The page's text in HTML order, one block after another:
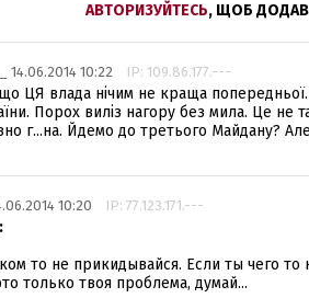
АВТОРИЗУЙТЕСЬ, ЩОБ
_ 14.06.2014 10:22 IP: 109.86.177.---
ЦЯ влада нічим не краща
Порох виліз нагору без мила. Це не
г...на. Йдемо до третього Майдану? Але
10:20 IP: 77.123.171.---
то не прикидывайся. Если ты чего то
только твоя проблема, думай...